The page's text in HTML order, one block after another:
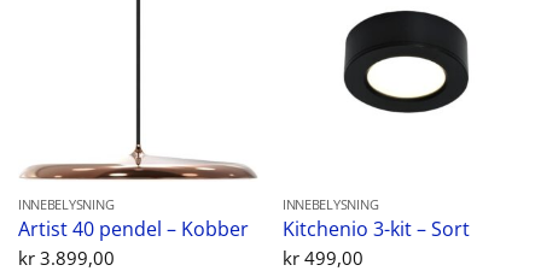
INNEBELYSNING
Artist 40 pendel – Kobber
kr3.899,00
INNEBELYSNING
Kitchenio 3-kit – Sort
kr499,00